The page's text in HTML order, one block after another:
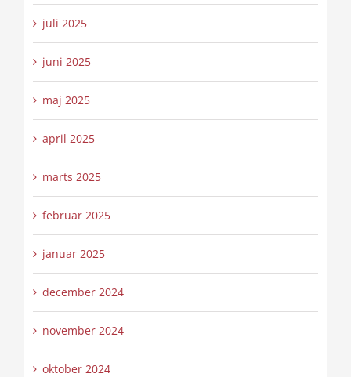
juli 2025
juni 2025
maj 2025
april 2025
marts 2025
februar 2025
januar 2025
december 2024
november 2024
oktober 2024